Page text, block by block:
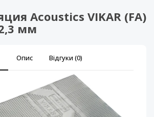
Acoustics VIKAR (FA)
мм
Опис Відгуки (0)